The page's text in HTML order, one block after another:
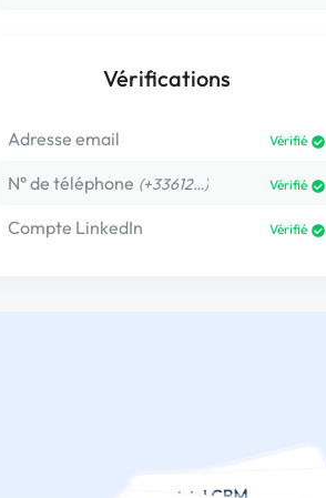
Vérifications
Adresse email Vérifié
N° de téléphone (+33612…) Vérifié
Compte LinkedIn Vérifié